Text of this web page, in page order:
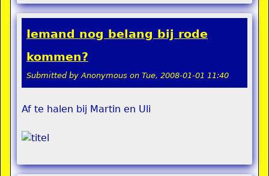
Iemand nog belang bij rode
kommen?
Submitted byAnonymous on Tue, 2008-01-01 11:40
Af te halen bij Martin en Uli